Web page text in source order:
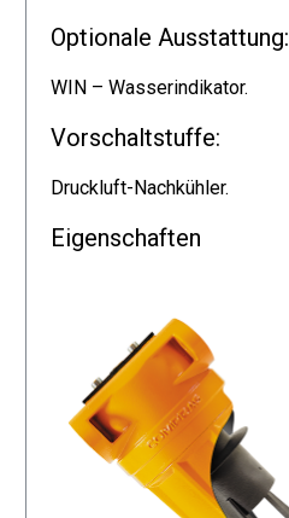
Optionale Ausstattung:
WIN – Wasserindikator.
Vorschaltstuffe:
Druckluft-Nachkühler.
Eigenschaften